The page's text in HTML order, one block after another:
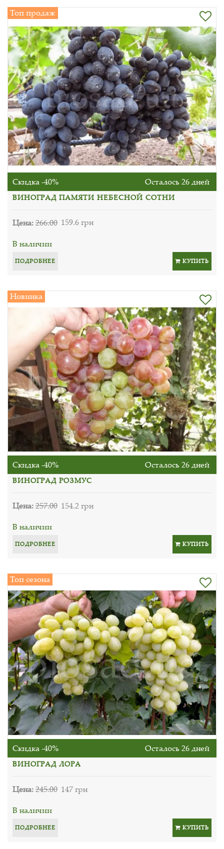
Топ продаж
Скидка -40% Осталось 26 дней
ВИНОГРАД ПАМЯТИ НЕБЕСНОЙ СОТНИ
Цена:266.00 159.6 грн
В наличии
ПОДРОБНЕЕ КУПИТЬ
Новинка
Скидка -40% Осталось 26 дней
ВИНОГРАД РОЗМУС
Цена:257.00 154.2 грн
В наличии
ПОДРОБНЕЕ КУПИТЬ
Топ сезона
Скидка -40% Осталось 26 дней
ВИНОГРАД ЛОРА
Цена:245.00 147 грн
В наличии
ПОДРОБНЕЕ КУПИТЬ